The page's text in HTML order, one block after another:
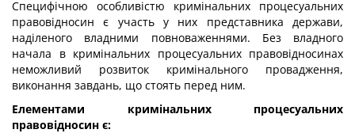
Специфічною особливістю кримінальних процесуальних
правовідносин є участь у них представника держави,
наділеного владними повноваженнями. Без владного
начала в кримінальних процесуальних правовідносинах
неможливий розвиток кримінального провадження,
виконання завдань, що стоять перед ним.
Елементами кримінальних процесуальних
правовідносин є: